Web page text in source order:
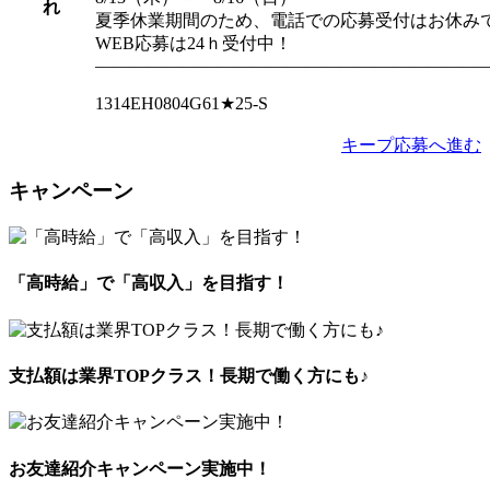
れ
夏季休業期間のため、電話での応募受付はお休み
WEB応募は24ｈ受付中！
1314EH0804G61★25-S
キープ応募へ進む
キャンペーン
「高時給」で「高収入」を目指す！
支払額は業界TOPクラス！長期で働く方にも♪
お友達紹介キャンペーン実施中！